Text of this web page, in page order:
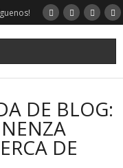
DE BLOG:
DE